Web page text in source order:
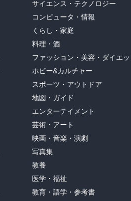
サイエンス・テクノロジー
コンピュータ・情報
くらし・家庭
料理・酒
ファッション・美容・ダイエッ
ホビー&カルチャー
スポーツ・アウトドア
地図・ガイド
エンターテイメント
芸術・アート
映画・音楽・演劇
写真集
教養
医学・福祉
教育・語学・参考書